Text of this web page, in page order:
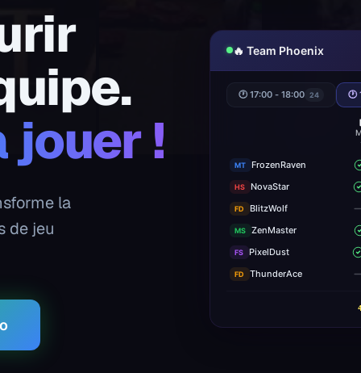
jouer !
la
de jeu
🔥 Team Phoenix
🕐 17:00 - 18:00 24 🕐
MT FrozenRaven
HS NovaStar
FD BlitzWolf
MS ZenMaster
FS PixelDust
FD ThunderAce
4